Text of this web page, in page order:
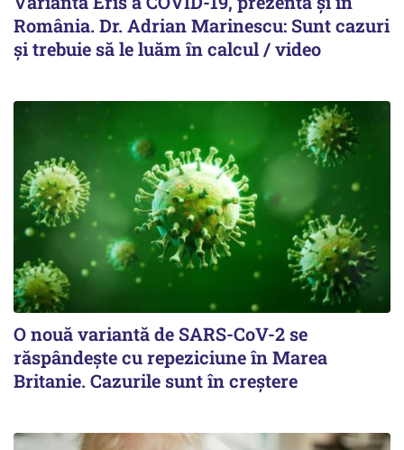
România. Dr. Adrian Marinescu: Sunt cazuri
și trebuie să le luăm în calcul / video
O nouă variantă de SARS-CoV-2 se
răspândește cu repeziciune în Marea
Britanie. Cazurile sunt în creștere